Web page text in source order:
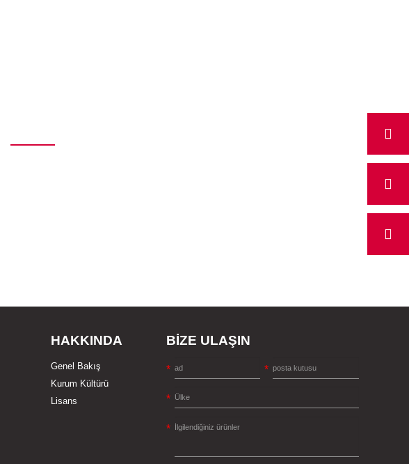
HAKKINDA
Genel Bakış
Kurum Kültürü
Lisans
BİZE ULAŞIN